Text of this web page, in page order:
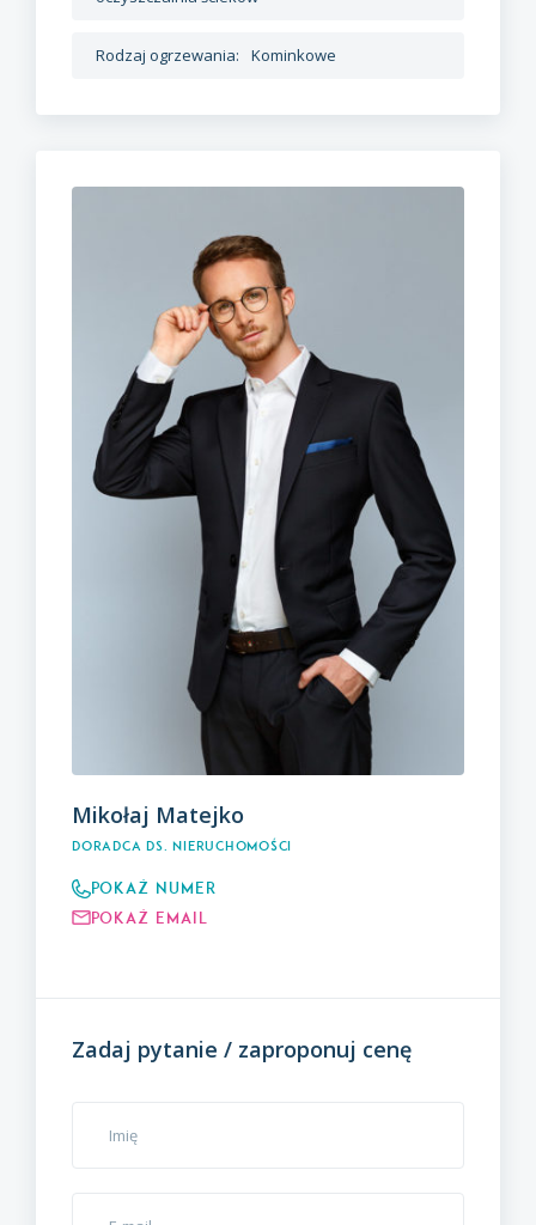
Rodzaj ogrzewania: Kominkowe
Mikołaj Matejko
Doradca ds. nieruchomości
Pokaż numer
Pokaż email
Zadaj pytanie / zaproponuj cenę